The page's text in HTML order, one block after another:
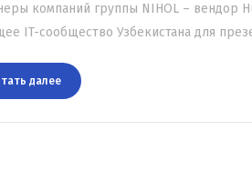
компаний группы NIHOL – вендор
IT-сообщество Узбекистана для
далee